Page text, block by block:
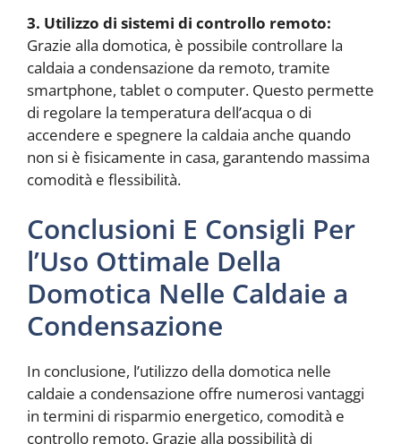
3. Utilizzo di sistemi di controllo remoto:
Grazie alla domotica, è possibile controllare la
caldaia a condensazione da remoto, tramite
smartphone, tablet o computer. Questo permette
di regolare la temperatura dell’acqua o di
accendere e spegnere la caldaia anche quando
non si è fisicamente in casa, garantendo massima
comodità e flessibilità.
Conclusioni E Consigli Per
l’Uso Ottimale Della
Domotica Nelle Caldaie a
Condensazione
In conclusione, l’utilizzo della domotica nelle
caldaie a condensazione offre numerosi vantaggi
in termini di risparmio energetico, comodità e
controllo remoto. Grazie alla possibilità di